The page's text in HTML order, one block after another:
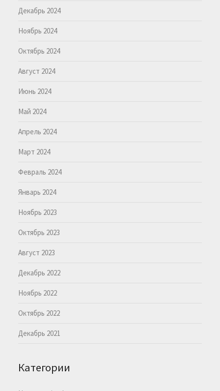
Декабрь 2024
Ноябрь 2024
Октябрь 2024
Август 2024
Июнь 2024
Май 2024
Апрель 2024
Март 2024
Февраль 2024
Январь 2024
Ноябрь 2023
Октябрь 2023
Август 2023
Декабрь 2022
Ноябрь 2022
Октябрь 2022
Декабрь 2021
Категории